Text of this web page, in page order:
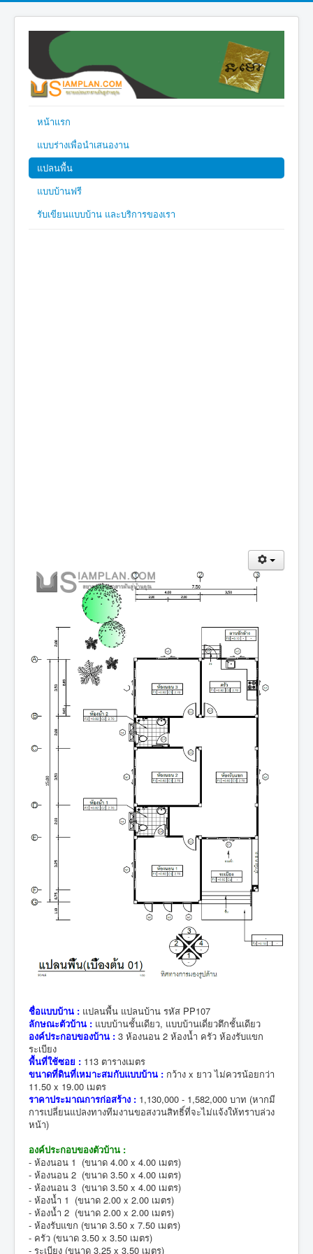
หน้าแรก
แบบร่างเพื่อนำเสนองาน
แปลนพื้น
แบบบ้านฟรี
รับเขียนแบบบ้าน และบริการของเรา
ชื่อแบบบ้าน : แปลนพื้น แปลนบ้าน รหัส PP107
ลักษณะตัวบ้าน : แบบบ้านชั้นเดียว, แบบบ้านเดี่ยวตึกชั้นเดียว
องค์ประกอบของบ้าน : 3 ห้องนอน 2 ห้องน้ำ ครัว ห้องรับแขก
ระเบียง
พื้นที่ใช้ซอย : 113 ตารางเมตร
ขนาดที่ดินที่เหมาะสมกับแบบบ้าน : กว้าง x ยาว ไม่ควรน้อยกว่า
11.50 x 19.00 เมตร
ราคาประมาณการก่อสร้าง : 1,130,000 - 1,582,000 บาท (หากมี
การเปลี่ยนแปลงทางทีมงานขอสงวนสิทธิ์ที่จะไม่แจ้งให้ทราบล่วง
หน้า)
องค์ประกอบของตัวบ้าน :
- ห้องนอน 1 (ขนาด 4.00 x 4.00 เมตร)
- ห้องนอน 2 (ขนาด 3.50 x 4.00 เมตร)
- ห้องนอน 3 (ขนาด 3.50 x 4.00 เมตร)
- ห้องน้ำ 1 (ขนาด 2.00 x 2.00 เมตร)
- ห้องน้ำ 2 (ขนาด 2.00 x 2.00 เมตร)
- ห้องรับแขก (ขนาด 3.50 x 7.50 เมตร)
- ครัว (ขนาด 3.50 x 3.50 เมตร)
- ระเบียง (ขนาด 3.25 x 3.50 เมตร)